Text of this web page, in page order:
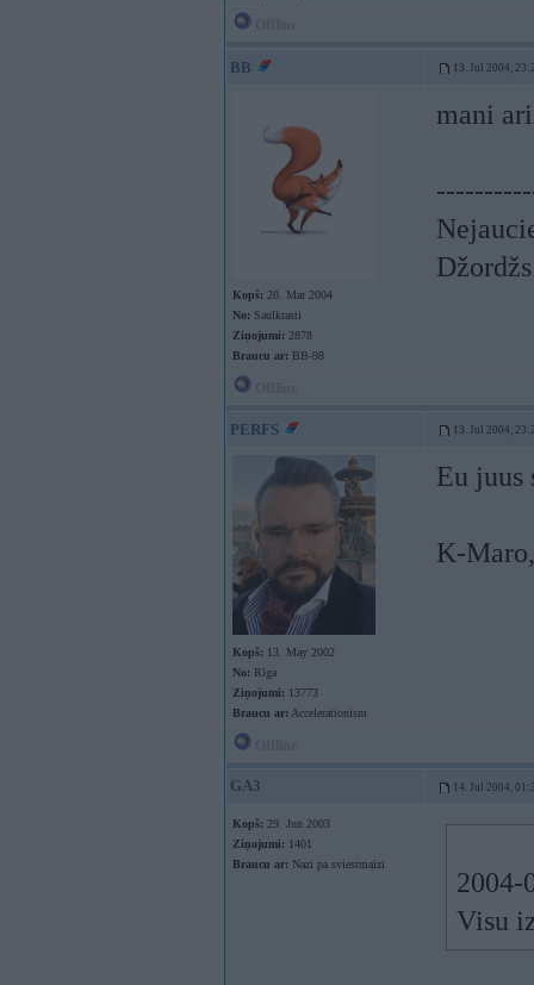
BB 13. Jul 2004,
Kopš: 20. Mar 2004
No: Saulkrasti
Ziņojumi: 2878
Braucu ar: BB-98
mani
PERFS 13. Jul 2004,
Kopš: 13. May 2002
No: Rīga
Ziņojumi: 13773
Braucu ar: Accelerationism
Eu juus
K-
GA3 14. Jul 2004,
Kopš: 29. Jun 2003
Ziņojumi: 1401
Braucu ar: Nazi pa sviestmaizi
2004-
Visu